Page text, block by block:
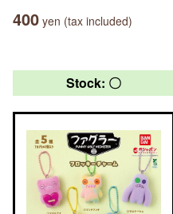
400 yen (tax included)
Stock: 〇